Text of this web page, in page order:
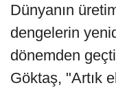
Dünyanın
dengelerin
dönemden
Göktaş, "Artık